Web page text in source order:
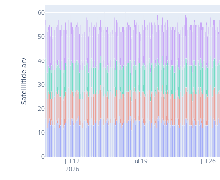
Jul 12
2026
Jul 19 Jul 26
0
10
20
30
40
50
60
Satelliitide arv